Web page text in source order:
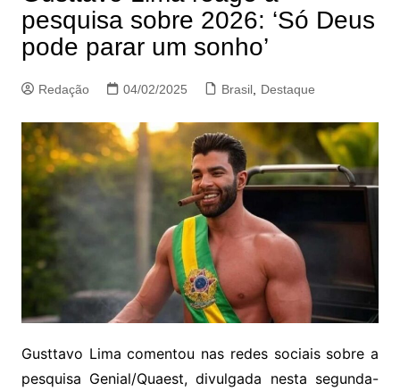
pesquisa sobre 2026: ‘Só Deus
pode parar um sonho’
Redação 04/02/2025 Brasil, Destaque
Gusttavo Lima comentou nas redes sociais sobre a
pesquisa Genial/Quaest, divulgada nesta segunda-